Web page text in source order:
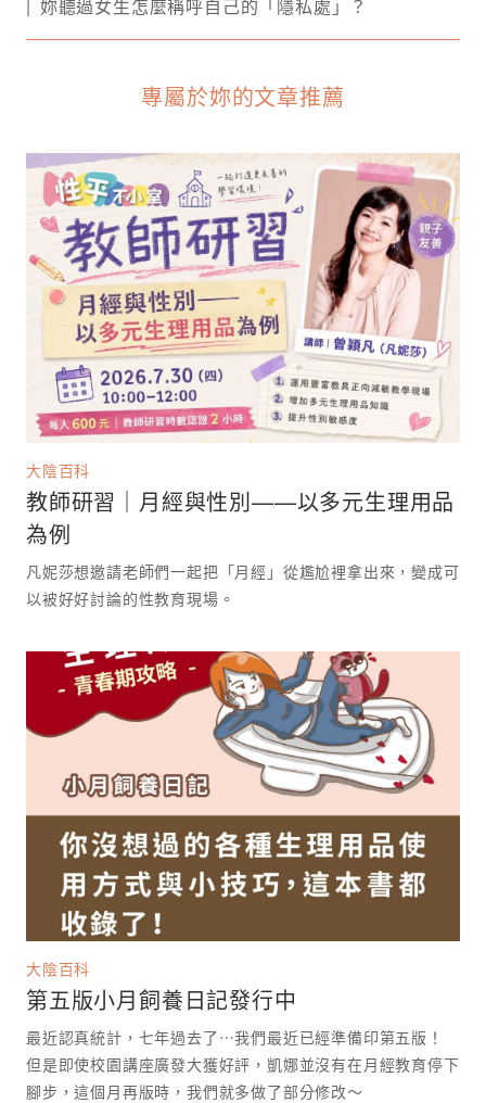
妳聽過女生怎麼稱呼自己的「隱私處」？
專屬於妳的文章推薦
大陰百科
教師研習｜月經與性別——以多元生理用品
為例
凡妮莎想邀請老師們一起把「月經」從尷尬裡拿出來，變成可
大陰百科
第五版小月飼養日記發行中
最近認真統計，七年過去了⋯我們最近已經準備印第五版！
但是即使校園講座廣發大獲好評，凱娜並沒有在月經教育停下
腳步，這個月再版時，我們就多做了部分修改～